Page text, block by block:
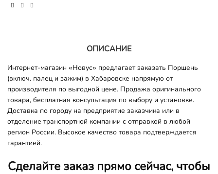
ОПИСАНИЕ
Интернет-магазин «Новус» предлагает заказать Поршень
(включ. палец и зажим) в Хабаровске напрямую от
производителя по выгодной цене. Продажа оригинального
товара, бесплатная консультация по выбору и установке.
Доставка по городу на предприятие заказчика или в
отделение транспортной компании с отправкой в любой
регион России. Высокое качество товара подтверждается
гарантией.
Сделайте заказ прямо сейчас, чтобы